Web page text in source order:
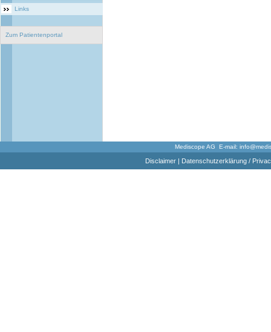
Links
Zum Patientenportal
Mediscope AG E-mail:
Disclaimer| Datenschutzerklärung /